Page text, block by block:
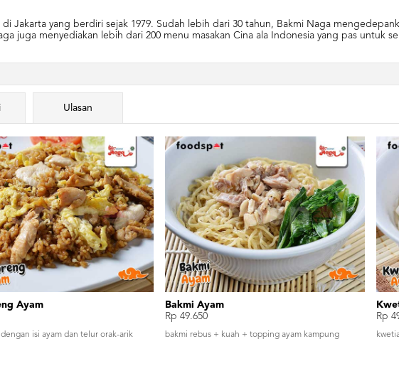
Jakarta yang berdiri sejak 1979. Sudah lebih dari 30 tahun, Bakmi Naga
juga menyediakan lebih dari 200 menu masakan Cina ala Indonesia yang pas untuk
Ulasan
Ayam
isi ayam dan telur orak-arik
Bakmi Ayam
Rp 49.650
bakmi rebus + kuah + topping ayam kampung
Rp